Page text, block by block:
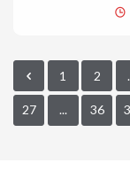
1 2
27 ... 36